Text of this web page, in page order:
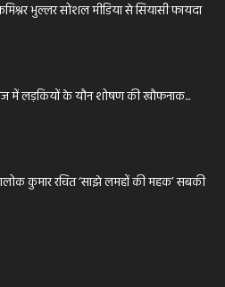
भुल्लर सोशल मीडिया से सियासी फायदा
में लड़कियों के यौन शोषण की खौफनाक...
कुमार रचित ‘साझे लमहों की महक’ सबकी